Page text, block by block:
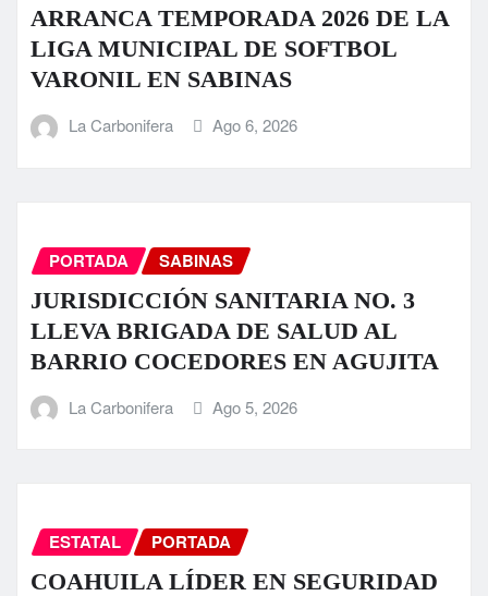
ARRANCA TEMPORADA 2026 DE LA
LIGA MUNICIPAL DE SOFTBOL
VARONIL EN SABINAS
La Carbonifera Ago 6, 2026
PORTADA SABINAS
JURISDICCIÓN SANITARIA NO. 3
LLEVA BRIGADA DE SALUD AL
BARRIO COCEDORES EN AGUJITA
La Carbonifera Ago 5, 2026
ESTATAL PORTADA
COAHUILA LÍDER EN SEGURIDAD